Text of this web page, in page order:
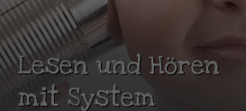
Lesen und Hören
mit System